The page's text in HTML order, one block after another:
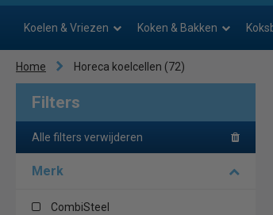
Koelen & Vriezen Koken & Bakken
Home Horeca koelcellen (72)
Filters
Alle filters verwijderen
Merk
CombiSteel